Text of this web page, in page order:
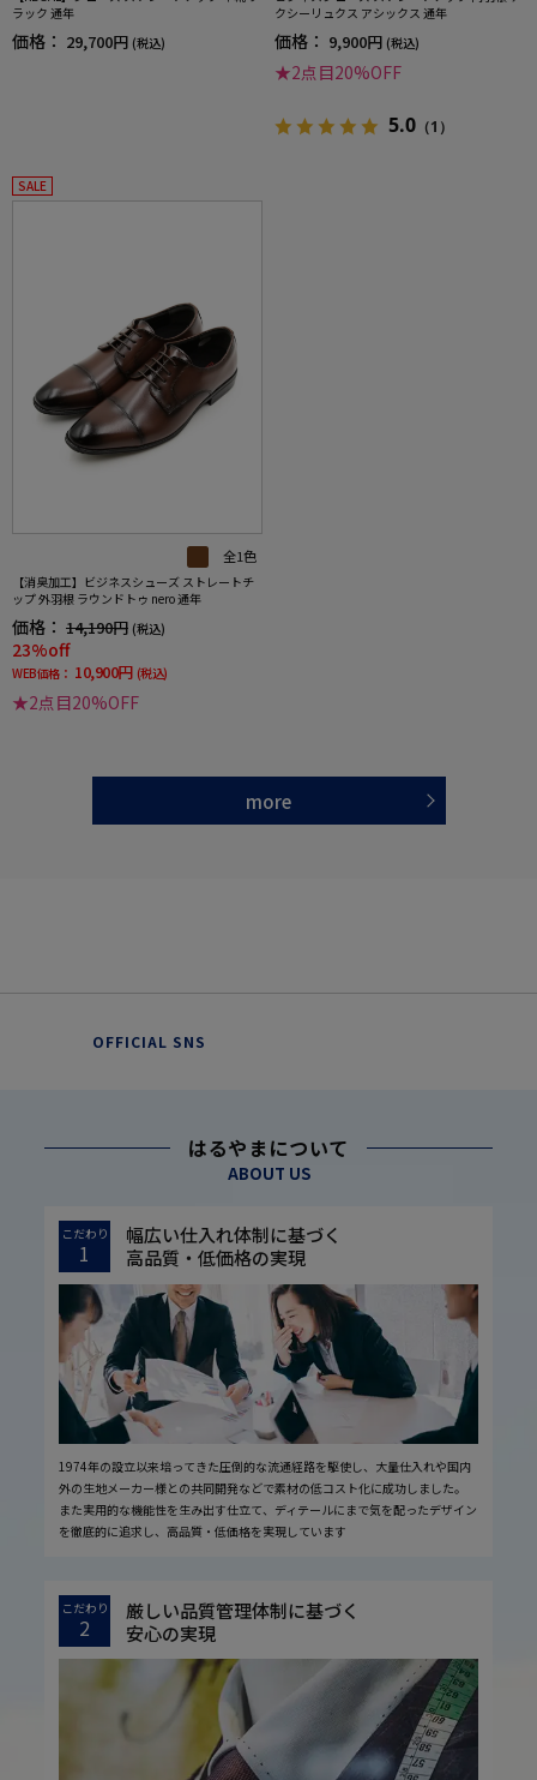
ラック 通年
価格： 29,700円 (税込)
クシーリュクス アシックス 通年
価格： 9,900円 (税込)
★2点目20%OFF
5.0 （1）
SALE
全1色
【消臭加工】ビジネスシューズ ストレートチ
ップ 外羽根 ラウンドトゥ nero 通年
価格： 14,190円 (税込)
23%off
WEB価格： 10,900円 (税込)
★2点目20%OFF
more
OFFICIAL SNS
はるやまについて
ABOUT US
こだわり
1
幅広い仕入れ体制に基づく
高品質・低価格の実現
1974年の設立以来培ってきた圧倒的な流通経路を駆使し、大量仕入れや国内
外の生地メーカー様との共同開発などで素材の低コスト化に成功しました。
また実用的な機能性を生み出す仕立て、ディテールにまで気を配ったデザイン
を徹底的に追求し、高品質・低価格を実現しています
こだわり
2
厳しい品質管理体制に基づく
安心の実現